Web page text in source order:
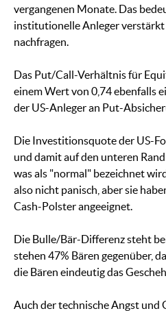
vergangenen Monate. Das
institutionelle Anleger
nachfragen.
Das Put/Call-Verhältnis für
einem Wert von 0,74 ebenfalls
der US-Anleger an Put-
Die Investitionsquote der US-
und damit auf den unteren
was als "normal" bezeichnet
also nicht panisch, aber sie
Cash-Polster angeeignet.
Die Bulle/Bär-Differenz steht
stehen 47% Bären gegenüber,
die Bären eindeutig das
Auch der technische Angst und